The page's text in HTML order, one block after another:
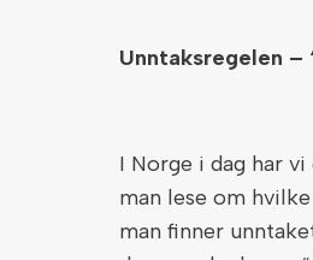
Unntaksregelen
I Norge i dag har
man lese om
man finner